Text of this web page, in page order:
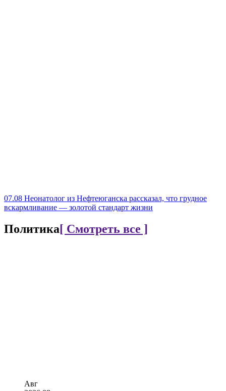
07.08 Неонатолог из Нефтеюганска рассказал, что грудное
вскармливание — золотой стандарт жизни
Политика[ Смотреть все ]
Авг